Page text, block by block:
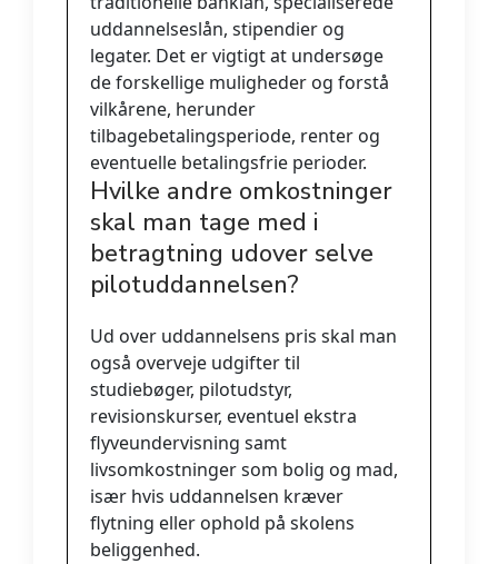
uddannelseslån, stipendier og
legater. Det er vigtigt at undersøge
de forskellige muligheder og forstå
vilkårene, herunder
tilbagebetalingsperiode, renter og
eventuelle betalingsfrie perioder.
Hvilke andre omkostninger
skal man tage med i
betragtning udover selve
pilotuddannelsen?
Ud over uddannelsens pris skal man
også overveje udgifter til
studiebøger, pilotudstyr,
revisionskurser, eventuel ekstra
flyveundervisning samt
livsomkostninger som bolig og mad,
især hvis uddannelsen kræver
flytning eller ophold på skolens
beliggenhed.